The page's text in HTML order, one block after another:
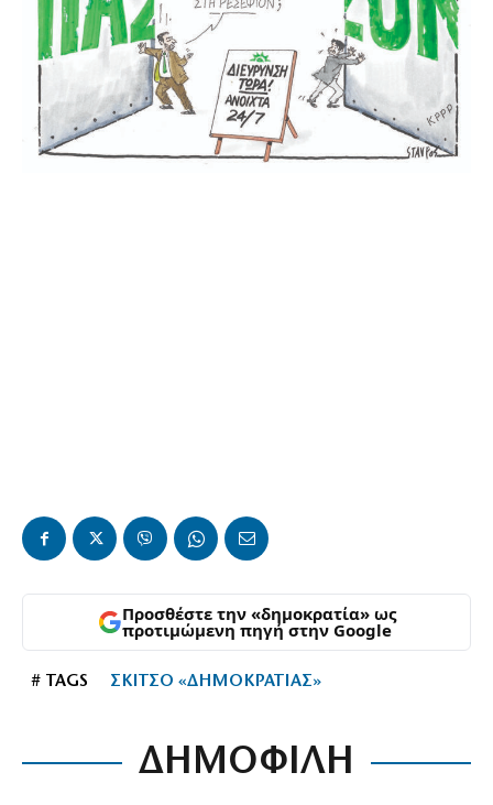
Προσθέστε την «δημοκρατία» ως
προτιμώμενη πηγή στην Google
# TAGS ΣΚΙΤΣΟ «ΔΗΜΟΚΡΑΤΙΑΣ»
ΔΗΜΟΦΙΛΗ